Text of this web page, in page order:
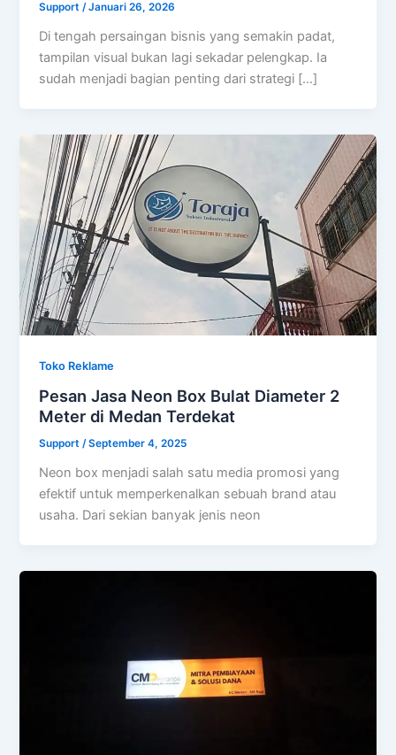
Support/Januari 26, 2026
Di tengah persaingan bisnis yang semakin padat,
tampilan visual bukan lagi sekadar pelengkap. Ia
sudah menjadi bagian penting dari strategi […]
Toko Reklame
Pesan Jasa Neon Box Bulat Diameter 2
Meter di Medan Terdekat
Support/September 4, 2025
Neon box menjadi salah satu media promosi yang
efektif untuk memperkenalkan sebuah brand atau
usaha. Dari sekian banyak jenis neon